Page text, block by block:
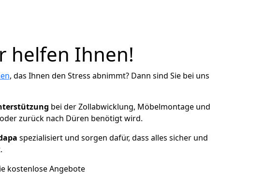
helfen Ihnen!
, das Ihnen den Stress abnimmt? Dann sind Sie bei uns
bei der Zollabwicklung, Möbelmontage und
zurück nach Düren benötigt wird.
spezialisiert und sorgen dafür, dass alles sicher und
kostenlose Angebote